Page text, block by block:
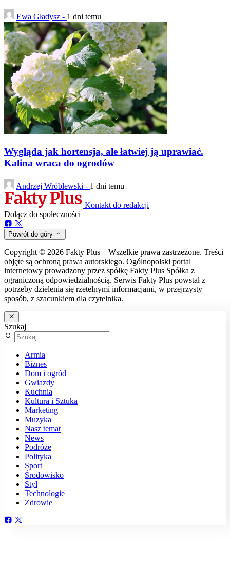
Ewa Gładysz - 1 dni temu
Wygląda jak hortensja, ale łatwiej ją uprawiać.
Kalina wraca do ogrodów
Andrzej Wróblewski - 1 dni temu
Kontakt do redakcji
Dołącz do społeczności
Powrót do góry
Copyright © 2026 Fakty Plus – Wszelkie prawa zastrzeżone. Treści
objęte są ochroną prawa autorskiego. Ogólnopolski portal
internetowy prowadzony przez spółkę Fakty Plus Spółka z
ograniczoną odpowiedzialnością. Serwis Fakty Plus powstał z
potrzeby dzielenia się rzetelnymi informacjami, w przejrzysty
sposób, z szacunkiem dla czytelnika.
Szukaj
Armia
Biznes
Dom i ogród
Gwiazdy
Kuchnia
Kultura i Sztuka
Marketing
Muzyka
Nasz temat
News
Podróże
Polityka
Sport
Środowisko
Styl
Technologie
Zdrowie